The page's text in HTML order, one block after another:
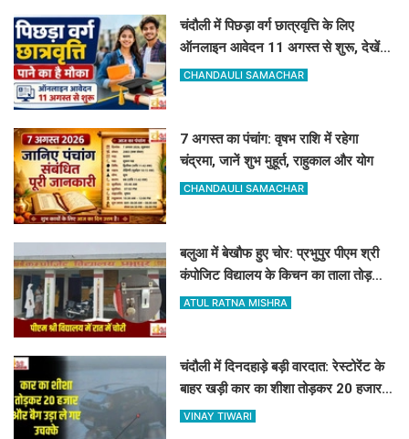
चंदौली में पिछड़ा वर्ग छात्रवृत्ति के लिए
ऑनलाइन आवेदन 11 अगस्त से शुरू, देखें
पूरा शेड्यूल
CHANDAULI SAMACHAR
7 अगस्त का पंचांग: वृषभ राशि में रहेगा
चंद्रमा, जानें शुभ मुहूर्त, राहुकाल और योग
CHANDAULI SAMACHAR
बलुआ में बेखौफ हुए चोर: प्रभुपुर पीएम श्री
कंपोजिट विद्यालय के किचन का ताला तोड़
हजारों का सामान पार
ATUL RATNA MISHRA
चंदौली में दिनदहाड़े बड़ी वारदात: रेस्टोरेंट के
बाहर खड़ी कार का शीशा तोड़कर 20 हजार
और बैग उड़ा ले गए उचक्के
VINAY TIWARI